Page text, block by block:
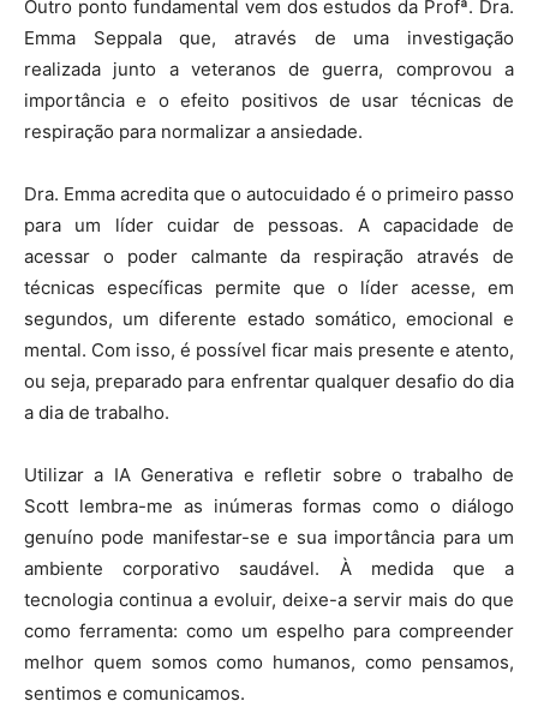
Outro ponto fundamental vem dos estudos da Profª. Dra.
Emma Seppala que, através de uma investigação
realizada junto a veteranos de guerra, comprovou a
importância e o efeito positivos de usar técnicas de
respiração para normalizar a ansiedade.
Dra. Emma acredita que o autocuidado é o primeiro passo
para um líder cuidar de pessoas. A capacidade de
acessar o poder calmante da respiração através de
técnicas específicas permite que o líder acesse, em
segundos, um diferente estado somático, emocional e
mental. Com isso, é possível ficar mais presente e atento,
ou seja, preparado para enfrentar qualquer desafio do dia
a dia de trabalho.
Utilizar a IA Generativa e refletir sobre o trabalho de
Scott lembra-me as inúmeras formas como o diálogo
genuíno pode manifestar-se e sua importância para um
ambiente corporativo saudável. À medida que a
tecnologia continua a evoluir, deixe-a servir mais do que
como ferramenta: como um espelho para compreender
melhor quem somos como humanos, como pensamos,
sentimos e comunicamos.